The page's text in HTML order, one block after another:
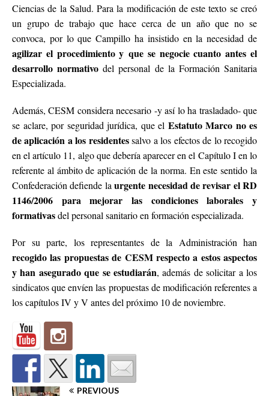
Ciencias de la Salud. Para la modificación de este texto se creó
un grupo de trabajo que hace cerca de un año que no se
convoca, por lo que Campillo ha insistido en la necesidad de
agilizar el procedimiento y que se negocie cuanto antes el
desarrollo normativo del personal de la Formación Sanitaria
Especializada.
Además, CESM considera necesario -y así lo ha trasladado- que
se aclare, por seguridad jurídica, que el Estatuto Marco no es
de aplicación a los residentessalvo a los efectos de lo recogido
en el artículo 11, algo que debería aparecer en el Capítulo I en lo
referente al ámbito de aplicación de la norma. En este sentido la
Confederación defiende laurgente necesidad de revisar el RD
1146/2006 para mejorar las condiciones laborales y
formativasdel personal sanitario en formación especializada.
Por su parte, los representantes de la Administración han
recogido las propuestas de CESM respecto a estos aspectos
y han asegurado que se estudiarán, además de solicitar a los
sindicatos que envíen las propuestas de modificación referentes a
los capítulos IV y V antes del próximo 10 de noviembre.
PREVIOUS